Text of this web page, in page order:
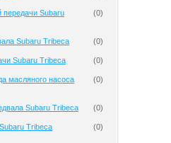
передачи Subaru (0)
Subaru Tribeca (0)
Subaru Tribeca (0)
масляного насоса (0)
Subaru Tribeca (0)
Tribeca (0)